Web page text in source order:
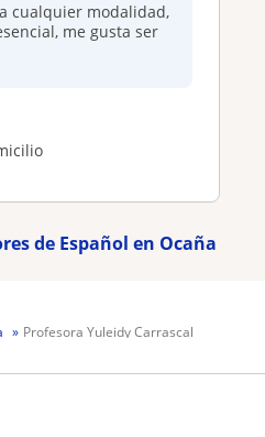
cualquier modalidad,
me gusta ser
de Español en Ocaña
Profesora Yuleidy Carrascal